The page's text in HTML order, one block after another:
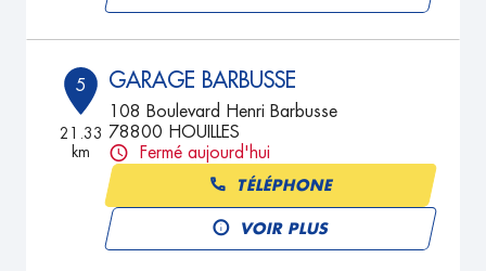
5
21.33
km
GARAGE BARBUSSE
108 Boulevard Henri Barbusse
78800 HOUILLES
Fermé aujourd'hui
TÉLÉPHONE
VOIR PLUS